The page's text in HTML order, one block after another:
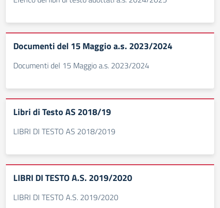
Documenti del 15 Maggio a.s. 2023/2024
Documenti del 15 Maggio a.s. 2023/2024
Libri di Testo AS 2018/19
LIBRI DI TESTO AS 2018/2019
LIBRI DI TESTO A.S. 2019/2020
LIBRI DI TESTO A.S. 2019/2020